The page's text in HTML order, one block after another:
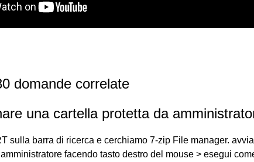
domande correlate
una cartella protetta da
sulla barra di ricerca e cerchiamo 7-zip File manager.
facendo tasto destro del mouse > esegui